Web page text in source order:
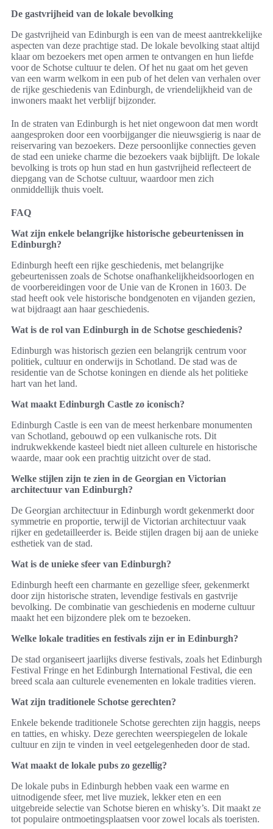
De gastvrijheid van de lokale bevolking
De gastvrijheid van Edinburgh is een van de meest aantrekkelijke
aspecten van deze prachtige stad. De lokale bevolking staat altijd
klaar om bezoekers met open armen te ontvangen en hun liefde
voor de Schotse cultuur te delen. Of het nu gaat om het geven
van een warm welkom in een pub of het delen van verhalen over
de rijke geschiedenis van Edinburgh, de vriendelijkheid van de
inwoners maakt het verblijf bijzonder.
In de straten van Edinburgh is het niet ongewoon dat men wordt
aangesproken door een voorbijganger die nieuwsgierig is naar de
reiservaring van bezoekers. Deze persoonlijke connecties geven
de stad een unieke charme die bezoekers vaak bijblijft. De lokale
bevolking is trots op hun stad en hun gastvrijheid reflecteert de
diepgang van de Schotse cultuur, waardoor men zich
onmiddellijk thuis voelt.
FAQ
Wat zijn enkele belangrijke historische gebeurtenissen in
Edinburgh?
Edinburgh heeft een rijke geschiedenis, met belangrijke
gebeurtenissen zoals de Schotse onafhankelijkheidsoorlogen en
de voorbereidingen voor de Unie van de Kronen in 1603. De
stad heeft ook vele historische bondgenoten en vijanden gezien,
wat bijdraagt aan haar geschiedenis.
Wat is de rol van Edinburgh in de Schotse geschiedenis?
Edinburgh was historisch gezien een belangrijk centrum voor
politiek, cultuur en onderwijs in Schotland. De stad was de
residentie van de Schotse koningen en diende als het politieke
hart van het land.
Wat maakt Edinburgh Castle zo iconisch?
Edinburgh Castle is een van de meest herkenbare monumenten
van Schotland, gebouwd op een vulkanische rots. Dit
indrukwekkende kasteel biedt niet alleen culturele en historische
waarde, maar ook een prachtig uitzicht over de stad.
Welke stijlen zijn te zien in de Georgian en Victorian
architectuur van Edinburgh?
De Georgian architectuur in Edinburgh wordt gekenmerkt door
symmetrie en proportie, terwijl de Victorian architectuur vaak
rijker en gedetailleerder is. Beide stijlen dragen bij aan de unieke
esthetiek van de stad.
Wat is de unieke sfeer van Edinburgh?
Edinburgh heeft een charmante en gezellige sfeer, gekenmerkt
door zijn historische straten, levendige festivals en gastvrije
bevolking. De combinatie van geschiedenis en moderne cultuur
maakt het een bijzondere plek om te bezoeken.
Welke lokale tradities en festivals zijn er in Edinburgh?
De stad organiseert jaarlijks diverse festivals, zoals het Edinburgh
Festival Fringe en het Edinburgh International Festival, die een
breed scala aan culturele evenementen en lokale tradities vieren.
Wat zijn traditionele Schotse gerechten?
Enkele bekende traditionele Schotse gerechten zijn haggis, neeps
en tatties, en whisky. Deze gerechten weerspiegelen de lokale
cultuur en zijn te vinden in veel eetgelegenheden door de stad.
Wat maakt de lokale pubs zo gezellig?
De lokale pubs in Edinburgh hebben vaak een warme en
uitnodigende sfeer, met live muziek, lekker eten en een
uitgebreide selectie van Schotse bieren en whisky’s. Dit maakt ze
tot populaire ontmoetingsplaatsen voor zowel locals als toeristen.